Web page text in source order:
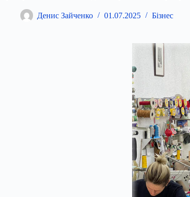
Денис Зайченко 01.07.2025 Бізнес